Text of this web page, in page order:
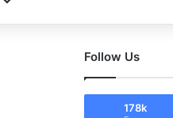
Follow Us
178k